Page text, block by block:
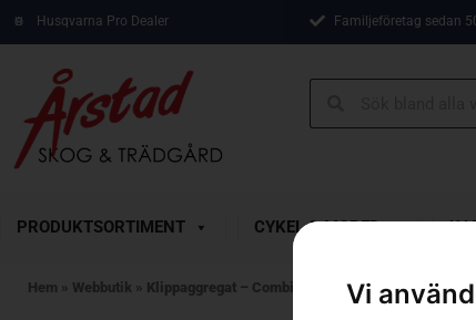
Vi
Husqvarna Pro Dealer Familjeföretag sedan
PRODUKTSORTIMENT CYKEL & MOPED
Hem » Webbutik » Klippaggregat – CombiClip® 103